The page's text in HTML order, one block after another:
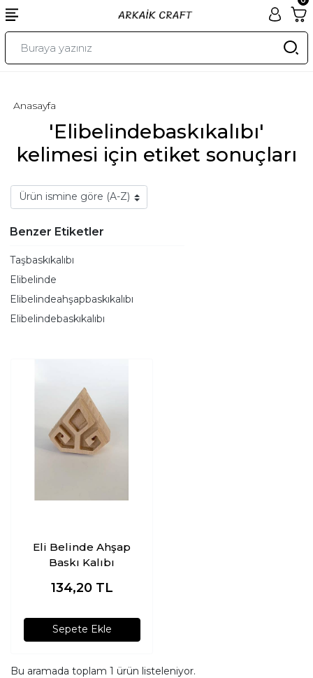
'Elibelindebaskıkalıbı'
kelimesi için etiket sonuçları
Anasayfa
Benzer Etiketler
Taşbaskıkalıbı
Elibelinde
Elibelindeahşapbaskıkalıbı
Elibelindebaskıkalıbı
Eli Belinde Ahşap
Baskı Kalıbı
134,20 TL
Sepete Ekle
Bu aramada toplam 1 ürün listeleniyor.